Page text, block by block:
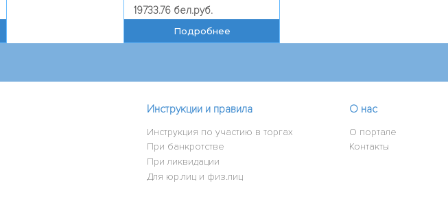
19733.76 бел.руб.
Подробнее
Инструкции и правила
Инструкция по участию в торгах
При банкротстве
При ликвидации
Для юр.лиц и физ.лиц
О нас
О портале
Контакты